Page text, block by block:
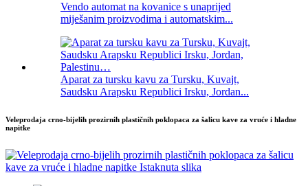
Vendo automat na kovanice s unaprijed
miješanim proizvodima i automatskim...
Aparat za tursku kavu za Tursku, Kuvajt,
Saudsku Arapsku Republici Irsku, Jordan...
Veleprodaja crno-bijelih prozirnih plastičnih poklopaca za šalicu kave za vruće i hladne
napitke